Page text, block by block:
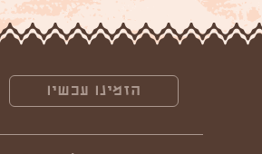
הזמינו עכשיו